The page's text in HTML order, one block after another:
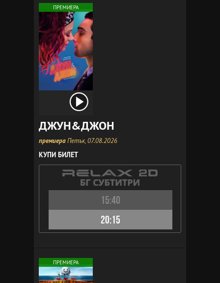
ПРЕМИЕРА
ДЖУН&ДЖОН
премиераПетък, 07.08.2026
КУПИ БИЛЕТ
15:40
20:15
ПРЕМИЕРА